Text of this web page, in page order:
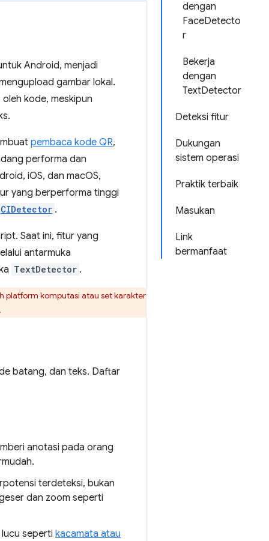
dengan
FaceDetecto
r
Bekerja
dengan
TextDetector
Deteksi fitur
Dukungan
sistem operasi
Praktik terbaik
Masukan
Link
bermanfaat
Android, menjadi
gambar lokal.
kode, meskipun
pembaca kode QR,
performa dan
iOS, dan macOS,
yang berperforma tinggi
CIDetector .
Saat ini, fitur yang
antarmuka
TextDetector .
platform komputasi atau set karakter
batang, dan teks. Daftar
anotasi pada orang
terdeteksi, bukan
dan zoom seperti
seperti kacamata atau